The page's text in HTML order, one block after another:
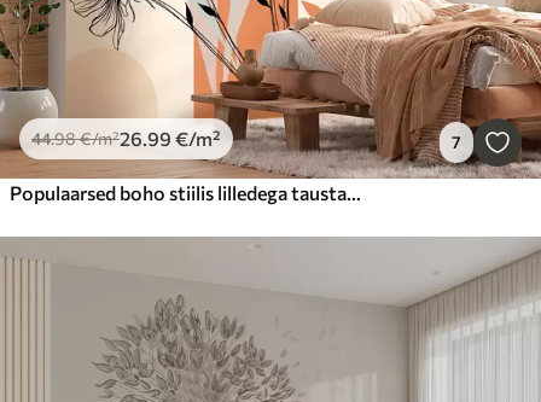
44.98€/m²26.99 €/m² 7
Populaarsed boho stiilis lilledega taustapildid